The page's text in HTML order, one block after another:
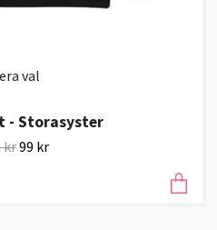
val
- Storasyster
kr99 kr